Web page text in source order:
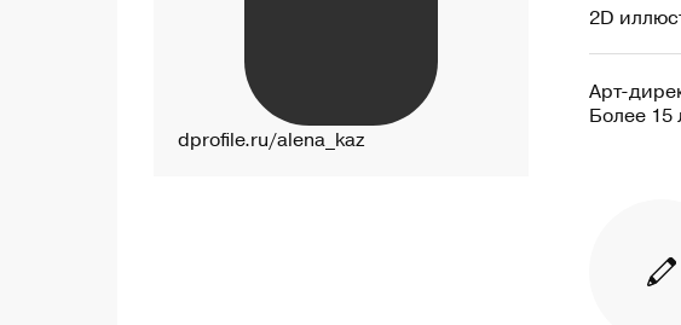
dprofile.ru/alena_kaz
2D
Арт-
Более 15